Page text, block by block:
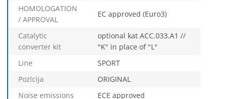
HOMOLOGATION
/ APPROVAL
EC approved (Euro3)
Catalytic
converter kit
optional kat ACC.033.A1 //
"K" in place of "L"
Line
SPORT
Pozīcija
ORIGINAL
Noise emissions
ECE approved